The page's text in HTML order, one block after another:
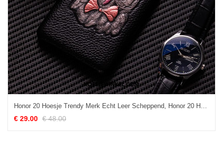
Honor 20 Hoesje Trendy Merk Echt Leer Scheppend, Honor 20 Hoesje Eenvoudige Persoonlijk
€ 29.00 € 48.00